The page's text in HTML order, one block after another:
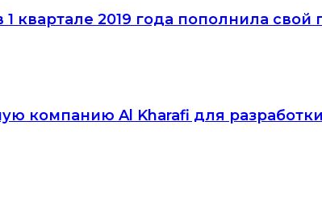
квартале 2019 года пополнила
компанию Al Kharafi для